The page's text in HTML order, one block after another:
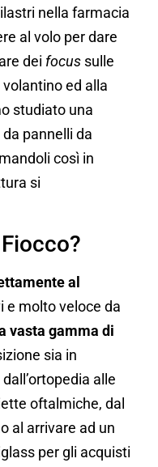
nella farmacia
al volo per dare
dei focus sulle
ed alla
studiato una
pannelli da
così in
si
al
e molto veloce da
vasta gamma di
sia in
alle
oftalmiche, dal
al arrivare ad un
per gli acquisti